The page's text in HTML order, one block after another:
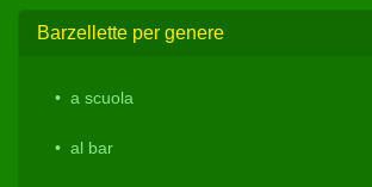
Barzellette per genere
a scuola
al bar